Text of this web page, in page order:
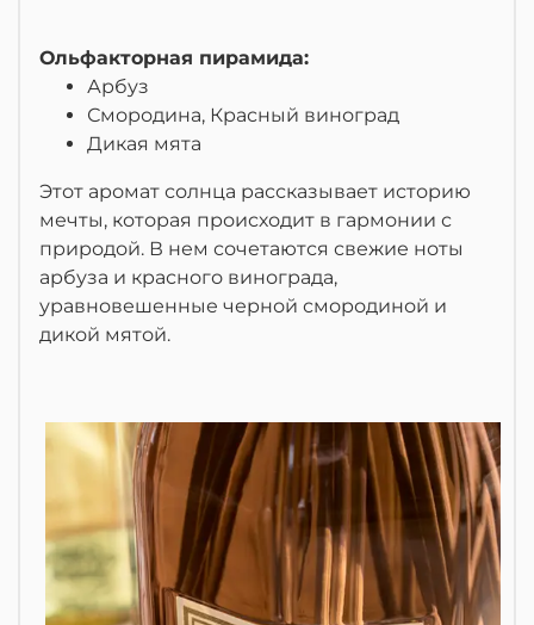
Ольфакторная пирамида:
Арбуз
Смородина, Красный виноград
Дикая мята
Этот аромат солнца рассказывает историю
мечты, которая происходит в гармонии с
природой. В нем сочетаются свежие ноты
арбуза и красного винограда,
уравновешенные черной смородиной и
дикой мятой.